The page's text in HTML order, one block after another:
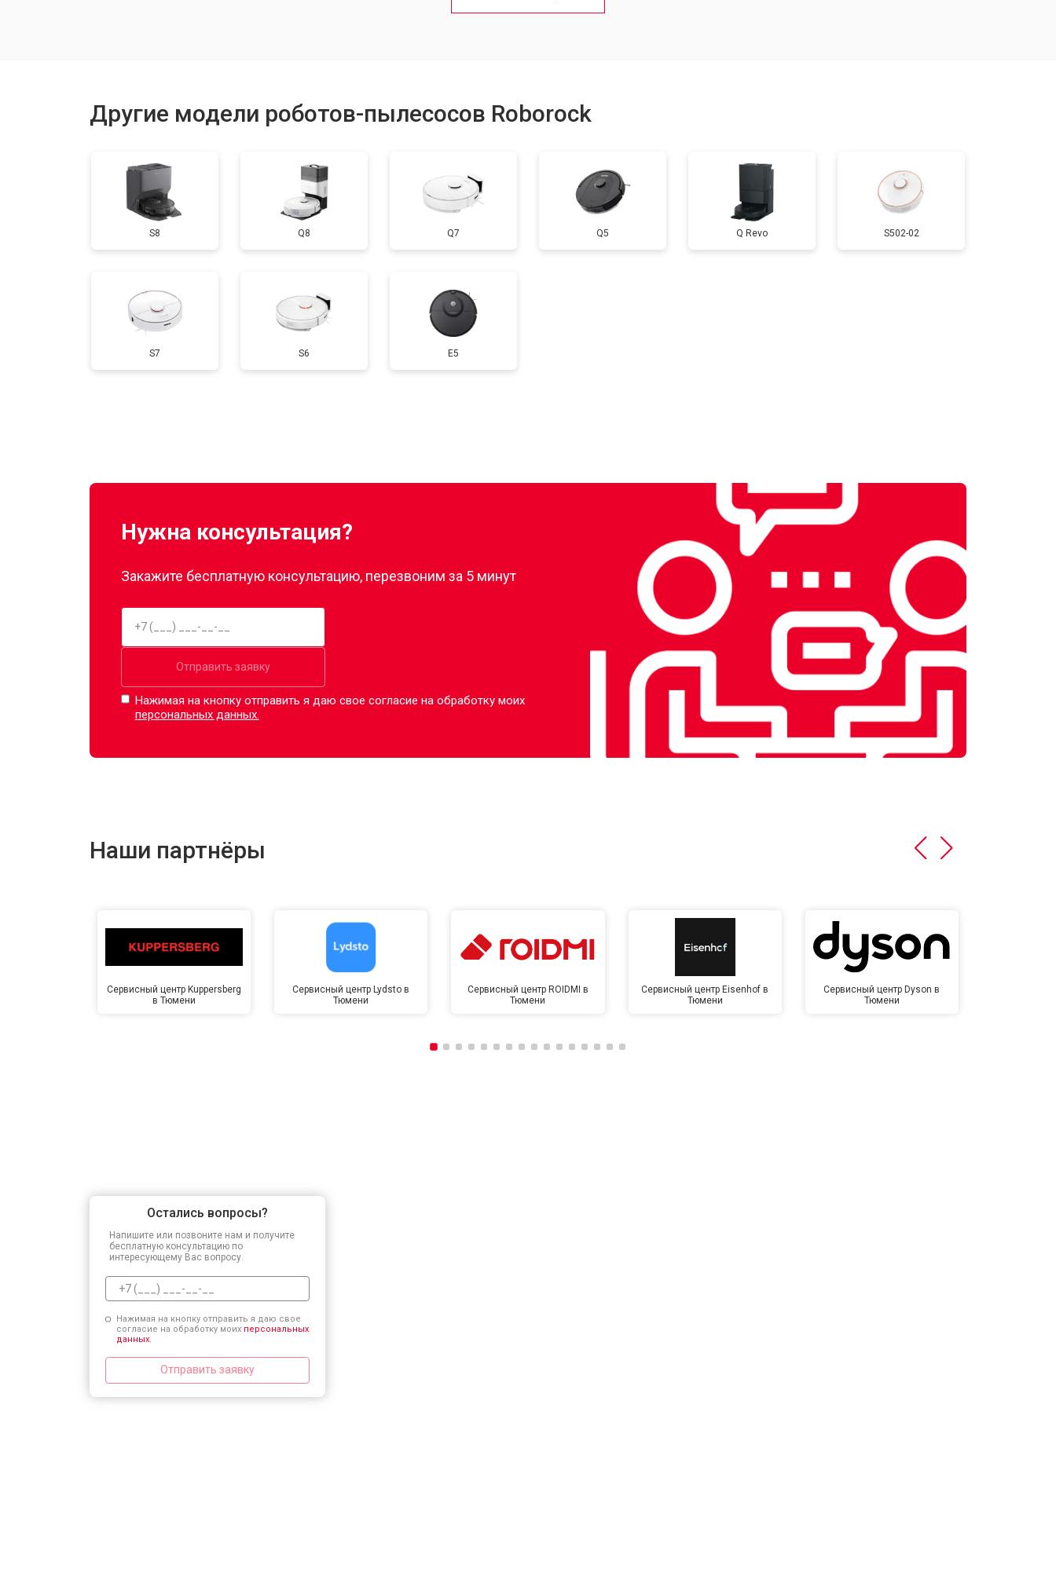
Другие модели роботов-пылесосов Roborock
S8 Q8 Q7 Q5 Q Revo S502-02
S7 S6 E5
Нужна консультация?
Закажите бесплатную консультацию, перезвоним за 5 минут
Отправить заявку
Нажимая на кнопку отправить я даю свое согласие на обработку моих
персональных данных.
Наши партнёры
Сервисный центр Kuppersberg
в Тюмени
Сервисный центр Lydsto в
Тюмени
Сервисный центр ROIDMI в
Тюмени
Сервисный центр Eisenhof в
Тюмени
Сервисный центр Dyson в
Тюмени
Остались вопросы?
Напишите или позвоните нам и получите
бесплатную консультацию по
интересующему Вас вопросу.
Нажимая на кнопку отправить я даю свое
согласие на обработку моих персональных
данных.
Отправить заявку